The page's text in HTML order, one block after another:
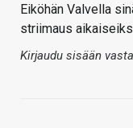
Eiköhän Valvella
striimaus
Kirjaudu sisään